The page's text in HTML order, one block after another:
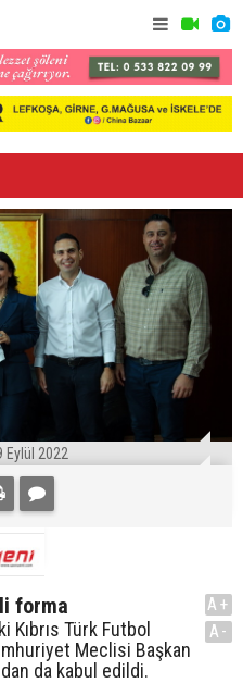
Eylül 2022
forma
Kıbrıs Türk Futbol
Meclisi Başkan
da kabul edildi.
A+
A-